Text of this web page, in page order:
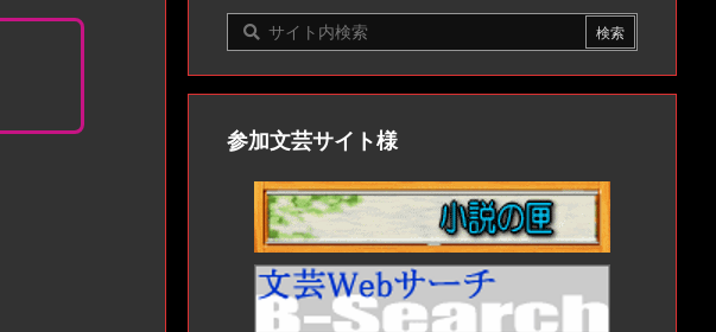
参加文芸サイト様